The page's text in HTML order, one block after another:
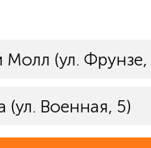
(ул.
(ул. Военная, 5)